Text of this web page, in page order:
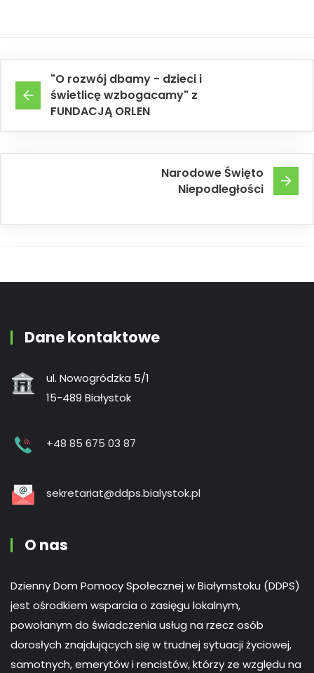
"O rozwój dbamy - dzieci i
świetlicę wzbogacamy" z
FUNDACJĄ ORLEN
Narodowe Święto
Niepodległości
Dane kontaktowe
ul. Nowogródzka 5/1
15-489 Białystok
+48 85 675 03 87
sekretariat@ddps.bialystok.pl
O nas
Dzienny Dom Pomocy Społecznej w Białymstoku (DDPS)
jest ośrodkiem wsparcia o zasięgu lokalnym,
powołanym do świadczenia usług na rzecz osób
dorosłych znajdujących się w trudnej sytuacji życiowej,
samotnych, emerytów i rencistów, którzy ze względu na